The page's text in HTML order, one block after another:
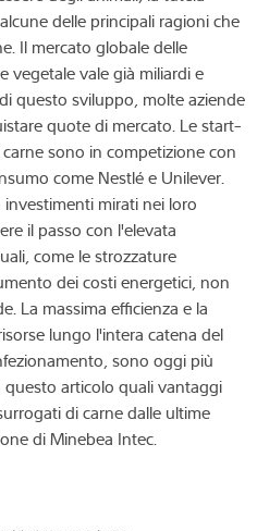
delle principali ragioni che
Il mercato globale delle
vegetale vale già miliardi e
questo sviluppo, molte aziende
quote di mercato. Le start-
sono in competizione con
come Nestlé e Unilever.
mirati nei loro
il passo con l'elevata
come le strozzature
dei costi energetici, non
La massima efficienza e la
lungo l'intera catena del
sono oggi più
articolo quali vantaggi
di carne dalle ultime
di Minebea Intec.